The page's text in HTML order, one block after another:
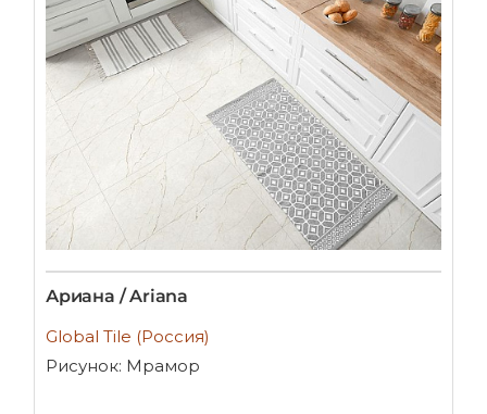
Ариана / Ariana
Global Tile (Россия)
Рисунок: Мрамор